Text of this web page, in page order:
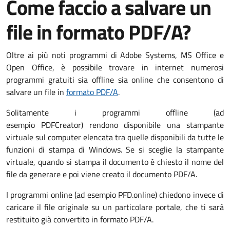
Come faccio a salvare un
file in formato PDF/A?
Oltre ai più noti programmi di Adobe Systems, MS Office e
Open Office, è possibile trovare in internet numerosi
programmi gratuiti sia offline sia online che consentono di
salvare un file in formato PDF/A.
Solitamente i programmi offline (ad
esempio PDFCreator) rendono disponibile una stampante
virtuale sul computer elencata tra quelle disponibili da tutte le
funzioni di stampa di Windows. Se si sceglie la stampante
virtuale, quando si stampa il documento è chiesto il nome del
file da generare e poi viene creato il documento PDF/A.
I programmi online (ad esempio PFD.online) chiedono invece di
caricare il file originale su un particolare portale, che ti sarà
restituito già convertito in formato PDF/A.